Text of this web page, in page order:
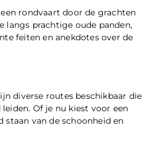
rondvaart door de grachten
langs prachtige oude panden,
feiten en anekdotes over de
diverse routes beschikbaar die
Of je nu kiest voor een
van de schoonheid en